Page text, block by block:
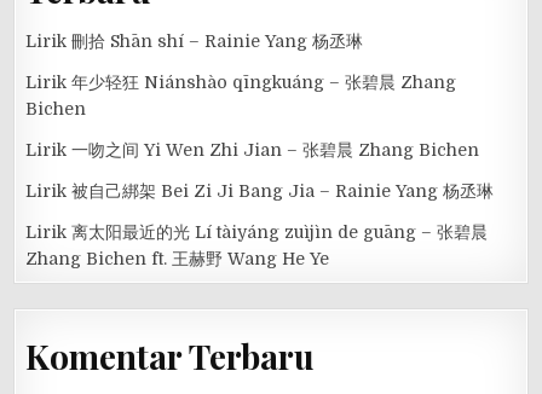
Lirik 刪拾 Shān shí – Rainie Yang 杨丞琳
Lirik 年少轻狂 Niánshào qīngkuáng – 张碧晨 Zhang
Bichen
Lirik 一吻之间 Yi Wen Zhi Jian – 张碧晨 Zhang Bichen
Lirik 被自己綁架 Bei Zi Ji Bang Jia – Rainie Yang 杨丞琳
Lirik 离太阳最近的光 Lí tàiyáng zuìjìn de guāng – 张碧晨
Zhang Bichen ft. 王赫野 Wang He Ye
Komentar Terbaru